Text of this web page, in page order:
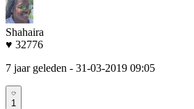
Shahaira
♥ 32776
7 jaar geleden - 31-03-2019 09:05
1